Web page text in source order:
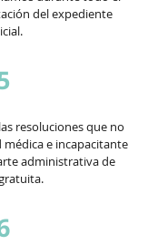
del expediente
resoluciones que no
e incapacitante
administrativa de